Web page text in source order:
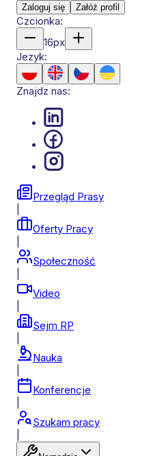
Zaloguj się Załóż profil
Czcionka:
16px
Jezyk:
Znajdz nas:
Przegląd Prasy
Oferty Pracy
Społeczność
Video
Sejm RP
Nauka
Konferencje
Szukam pracy